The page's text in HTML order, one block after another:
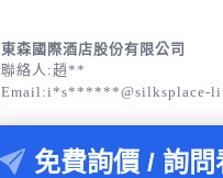
東森國際酒店股份有限公司
聯絡人:趙**
Email:i*s******@silksplace-
免費詢價 / 詢問